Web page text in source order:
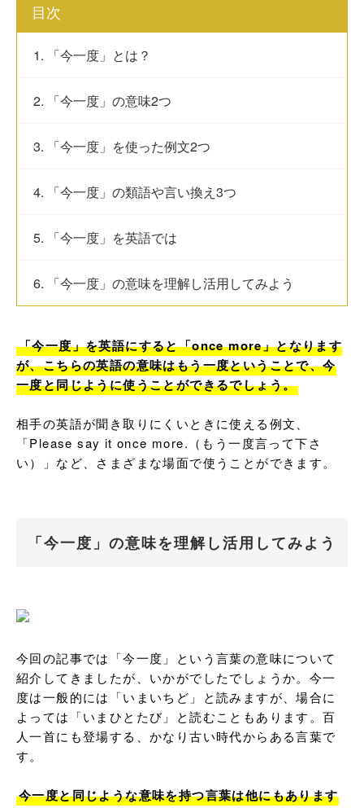
目次
1. 「今一度」とは？
2. 「今一度」の意味2つ
3. 「今一度」を使った例文2つ
4. 「今一度」の類語や言い換え3つ
5. 「今一度」を英語では
6. 「今一度」の意味を理解し活用してみよう
「今一度」を英語にすると「once more」となります
が、こちらの英語の意味はもう一度ということで、今
一度と同じように使うことができるでしょう。
相手の英語が聞き取りにくいときに使える例文、
「Please say it once more.（もう一度言って下さ
い）」など、さまざまな場面で使うことができます。
「今一度」の意味を理解し活用してみよう
今回の記事では「今一度」という言葉の意味について
紹介してきましたが、いかがでしたでしょうか。今一
度は一般的には「いまいちど」と読みますが、場合に
よっては「いまひとたび」と読むこともあります。百
人一首にも登場する、かなり古い時代からある言葉で
す。
今一度と同じような意味を持つ言葉は他にもあります